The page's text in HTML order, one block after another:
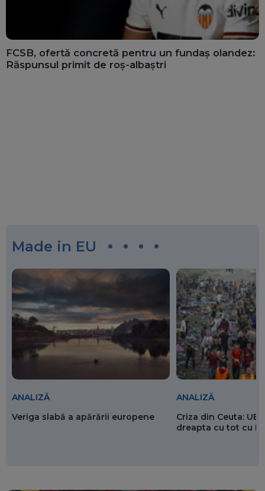
FCSB, ofertă concretă pentru un fundaș olandez:
Răspunsul primit de roș-albaștri
Made in EU
ANALIZĂ
Veriga slabă a apărării europene
ANALIZĂ
Criza din Ceuta: UE
dreapta cu tot cu